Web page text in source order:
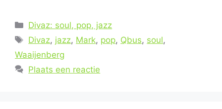
Categorieën
Divaz: soul, pop, jazz
Tags
Divaz, jazz, Mark, pop, Qbus, soul,
Waaijenberg
Plaats een reactie